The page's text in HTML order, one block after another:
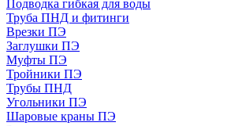
Подводка гибкая для воды
Труба ПНД и фитинги
Врезки ПЭ
Заглушки ПЭ
Муфты ПЭ
Тройники ПЭ
Трубы ПНД
Угольники ПЭ
Шаровые краны ПЭ